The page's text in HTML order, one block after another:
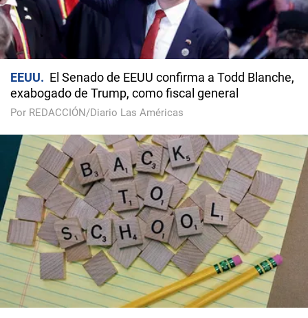
EEUU
El Senado de EEUU confirma a Todd Blanche,
exabogado de Trump, como fiscal general
Por REDACCIÓN/Diario Las Américas